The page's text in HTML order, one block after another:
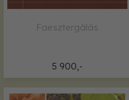
5 900,-
Faesztergálás